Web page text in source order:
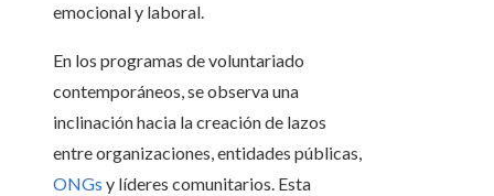
emocional y laboral.
En los programas de voluntariado
contemporáneos, se observa una
inclinación hacia la creación de lazos
entre organizaciones, entidades públicas,
ONGs y líderes comunitarios. Esta